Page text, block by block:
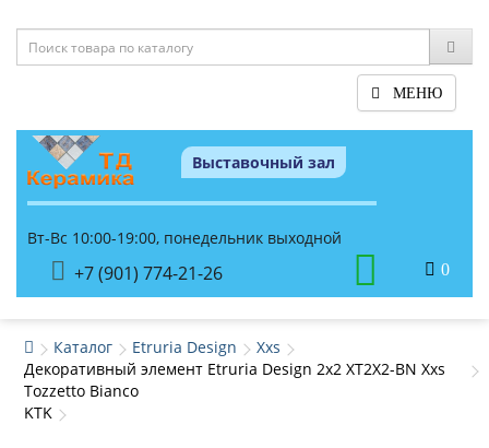
МЕНЮ
Выставочный зал
Вт-Вс 10:00-19:00, понедельник выходной
+7 (901) 774-21-26 0
Каталог Etruria Design
Xxs
Декоративный элемент Etruria Design 2x2 XT2X2-BN Xxs
Tozzetto Bianco
KTK